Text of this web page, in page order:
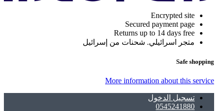
Encrypted site
Secured payment page
Returns up to 14 days free
متجر اسرائيلي. شحنات من إسرائيل
Safe shopping
More information about this service
تسجيل الدخول
0545241880